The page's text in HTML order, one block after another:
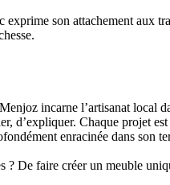
son attachement aux
incarne l’artisanat local
d’expliquer. Chaque projet
enracinée dans son
? De faire créer un meuble